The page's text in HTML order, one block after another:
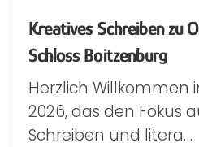
Kreatives Schreiben zu
Schloss Boitzenburg
Herzlich Willkommen
2026, das den Fokus
Schreiben und litera…